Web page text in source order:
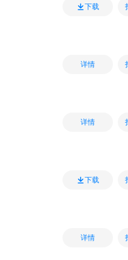
下载
详情
详情
下载
详情